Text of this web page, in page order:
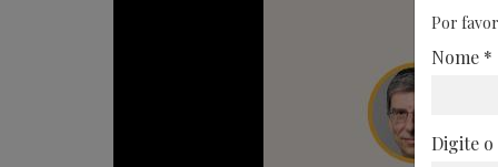
Por
Nome *
Digite